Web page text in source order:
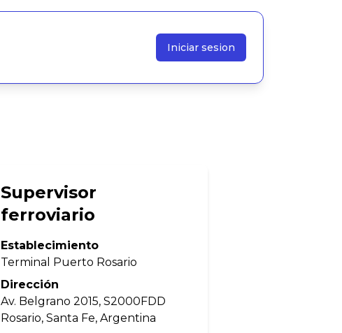
Iniciar sesion
Supervisor
ferroviario
Establecimiento
Terminal Puerto Rosario
Dirección
Av. Belgrano 2015, S2000FDD
Rosario, Santa Fe, Argentina